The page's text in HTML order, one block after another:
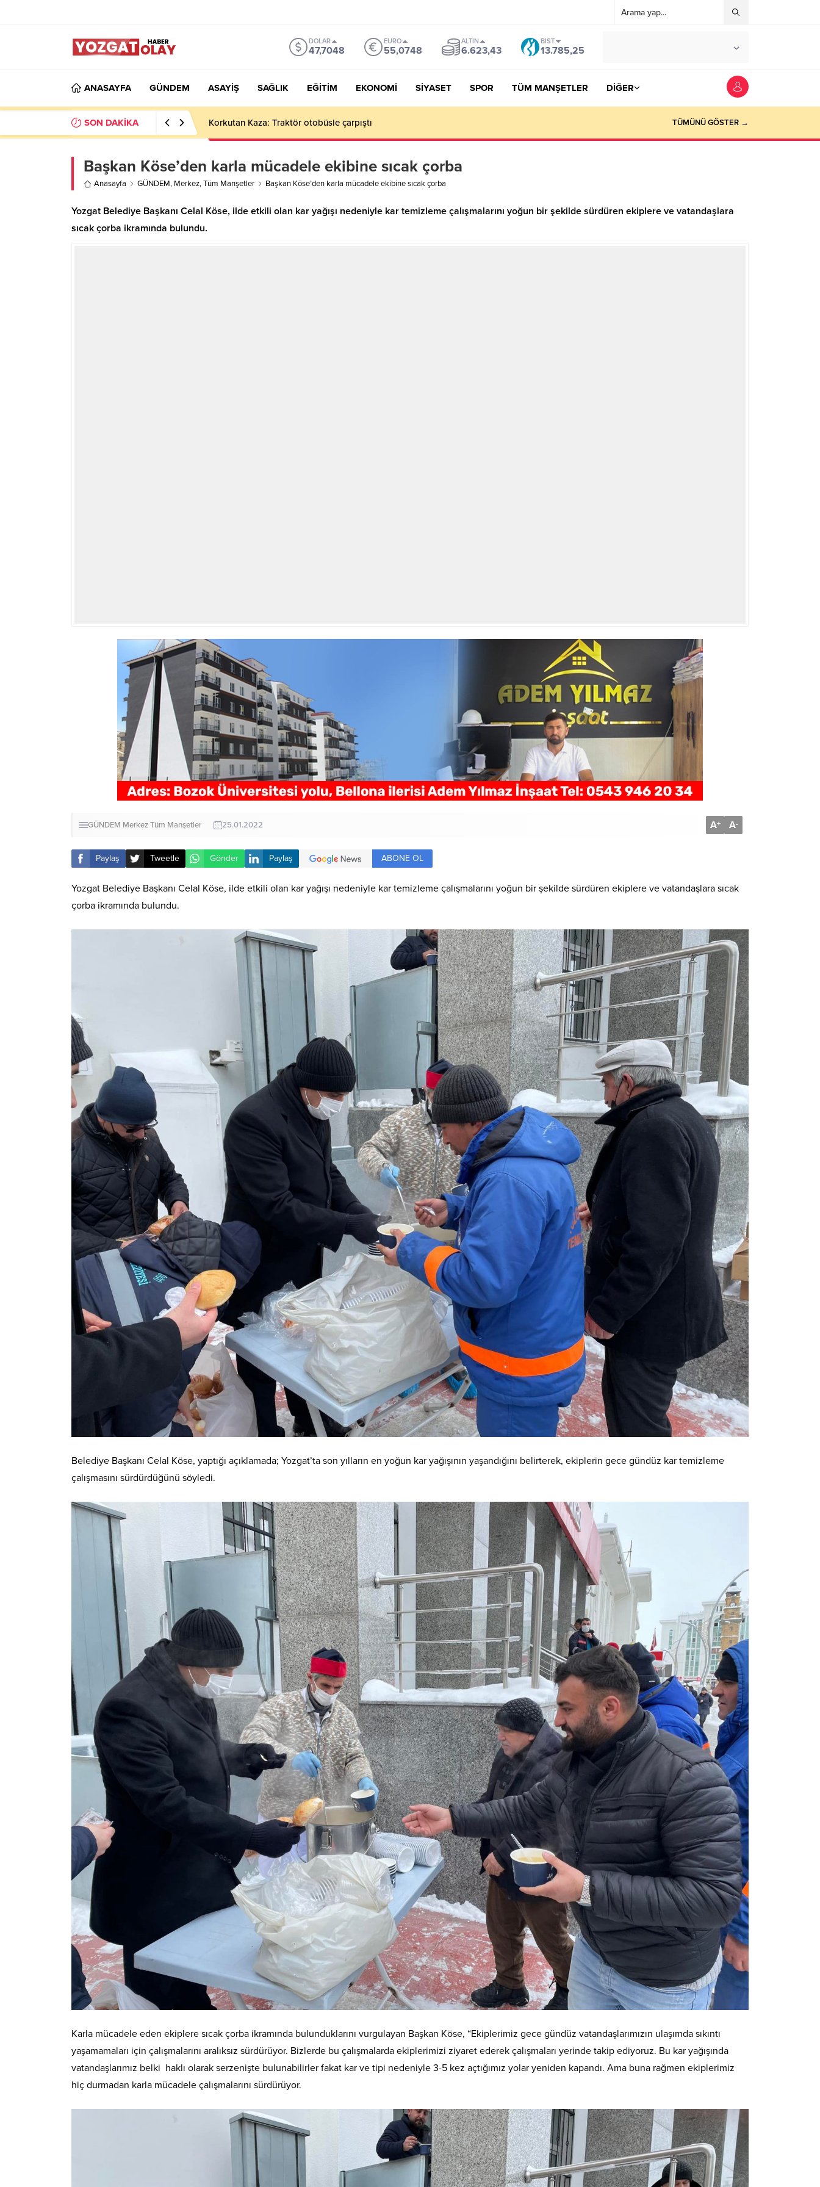
DOLAR
47,7048
EURO
55,0748
ALTIN
6.623,43
BIST
13.785,25
ANASAYFA GÜNDEM ASAYİŞ SAĞLIK EĞİTİM EKONOMİ SİYASET SPOR TÜM MANŞETLER DİĞER
SON DAKİKA Korkutan Kaza: Traktör otobüsle çarpıştı TÜMÜNÜ GÖSTER →
Başkan Köse’den karla mücadele ekibine sıcak çorba
Anasayfa GÜNDEM, Merkez,Tüm Manşetler Başkan Köse’den karla mücadele ekibine sıcak çorba
Yozgat Belediye Başkanı Celal Köse, ilde etkili olan kar yağışı nedeniyle kar temizleme çalışmalarını yoğun bir şekilde sürdüren ekiplere ve vatandaşlara
sıcak çorba ikramında bulundu.
GÜNDEM MerkezTüm Manşetler 25.01.2022 A+ A-
Paylaş Tweetle Gönder Paylaş ABONE OL
Yozgat Belediye Başkanı Celal Köse, ilde etkili olan kar yağışı nedeniyle kar temizleme çalışmalarını yoğun bir şekilde sürdüren ekiplere ve vatandaşlara sıcak
çorba ikramında bulundu.
Belediye Başkanı Celal Köse, yaptığı açıklamada; Yozgat’ta son yılların en yoğun kar yağışının yaşandığını belirterek, ekiplerin gece gündüz kar temizleme
çalışmasını sürdürdüğünü söyledi.
Karla mücadele eden ekiplere sıcak çorba ikramında bulunduklarını vurgulayan Başkan Köse, “Ekiplerimiz gece gündüz vatandaşlarımızın ulaşımda sıkıntı
yaşamamaları için çalışmalarını aralıksız sürdürüyor. Bizlerde bu çalışmalarda ekiplerimizi ziyaret ederek çalışmaları yerinde takip ediyoruz. Bu kar yağışında
vatandaşlarımız belki haklı olarak serzenişte bulunabilirler fakat kar ve tipi nedeniyle 3-5 kez açtığımız yolar yeniden kapandı. Ama buna rağmen ekiplerimiz
hiç durmadan karla mücadele çalışmalarını sürdürüyor.